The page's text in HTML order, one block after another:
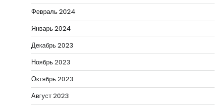
Февраль 2024
Январь 2024
Декабрь 2023
Ноябрь 2023
Октябрь 2023
Август 2023